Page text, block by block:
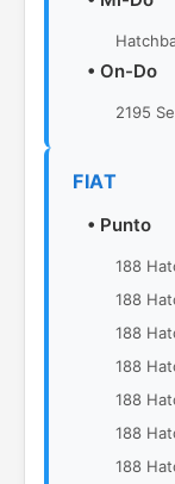
• On-Do
2195
FIAT
• Punto
188
188
188
188
188
188
188